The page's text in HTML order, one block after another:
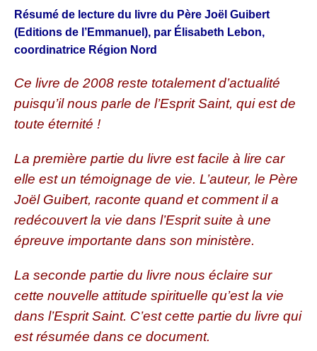
Résumé de lecture du livre du Père Joël Guibert
(Editions de l’Emmanuel), par Élisabeth Lebon,
coordinatrice Région Nord
Ce livre de 2008 reste totalement d’actualité
puisqu’il nous parle de l’Esprit Saint, qui est de
toute éternité !
La première partie du livre est facile à lire car
elle est un témoignage de vie. L’auteur, le Père
Joël Guibert, raconte quand et comment il a
redécouvert la vie dans l’Esprit suite à une
épreuve importante dans son ministère.
La seconde partie du livre nous éclaire sur
cette nouvelle attitude spirituelle qu’est la vie
dans l’Esprit Saint. C’est cette partie du livre qui
est résumée dans ce document.